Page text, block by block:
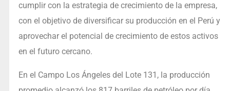
cumplir con la estrategia de crecimiento de la empresa,
con el objetivo de diversificar su producción en el Perú y
aprovechar el potencial de crecimiento de estos activos
en el futuro cercano.
En el Campo Los Ángeles del Lote 131, la producción